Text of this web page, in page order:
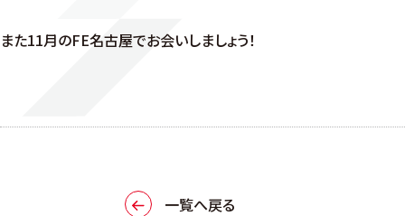
また11月のFE名古屋でお会いしましょう！
一覧へ戻る